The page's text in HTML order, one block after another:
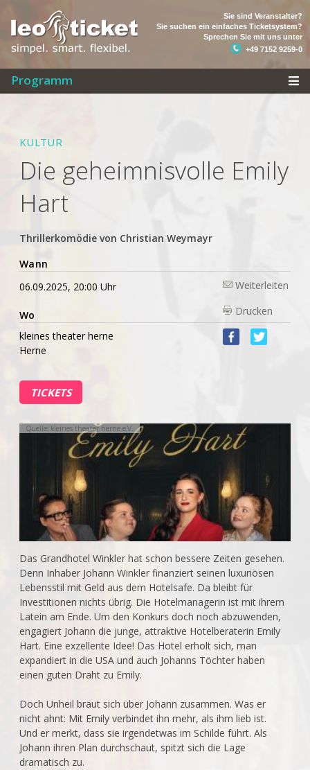
Sie sind Veranstalter?
Sie suchen ein einfaches Ticketsystem?
Sprechen Sie mit uns unter
+49 7152 9259-0
Programm
KULTUR
Die geheimnisvolle Emily
Hart
Thrillerkomödie von Christian Weymayr
Wann
06.09.2025, 20:00 Uhr
Weiterleiten
Wo
Drucken
kleines theater herne
Herne
TICKETS
Quelle: kleines theater herne e.V.
Das Grandhotel Winkler hat schon bessere Zeiten gesehen.
Denn Inhaber Johann Winkler finanziert seinen luxuriösen
Lebensstil mit Geld aus dem Hotelsafe. Da bleibt für
Investitionen nichts übrig. Die Hotelmanagerin ist mit ihrem
Latein am Ende. Um den Konkurs doch noch abzuwenden,
engagiert Johann die junge, attraktive Hotelberaterin Emily
Hart. Eine exzellente Idee! Das Hotel erholt sich, man
expandiert in die USA und auch Johanns Töchter haben
einen guten Draht zu Emily.
Doch Unheil braut sich über Johann zusammen. Was er
nicht ahnt: Mit Emily verbindet ihn mehr, als ihm lieb ist.
Und er merkt, dass sie irgendetwas im Schilde führt. Als
Johann ihren Plan durchschaut, spitzt sich die Lage
dramatisch zu.